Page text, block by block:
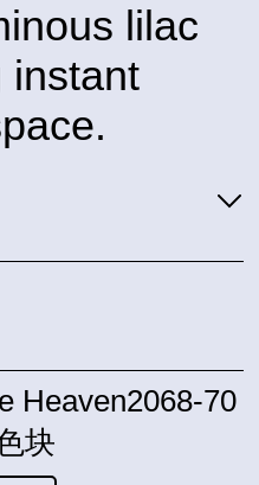
lilac
instant
Heaven2068-70
块